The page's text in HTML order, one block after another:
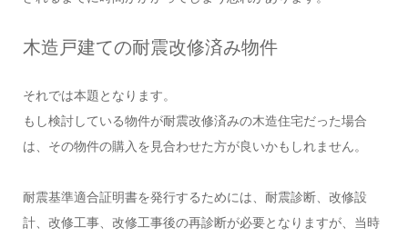
木造戸建ての耐震改修済み物件
それでは本題となります。
もし検討している物件が耐震改修済みの木造住宅だった場合
は、その物件の購入を見合わせた方が良いかもしれません。
耐震基準適合証明書を発行するためには、耐震診断、改修設
計、改修工事、改修工事後の再診断が必要となりますが、当時